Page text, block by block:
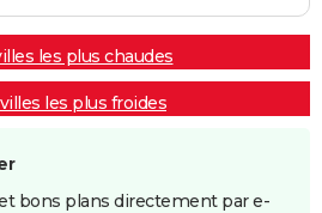
les plus chaudes
les plus froides
bons plans directement par e-